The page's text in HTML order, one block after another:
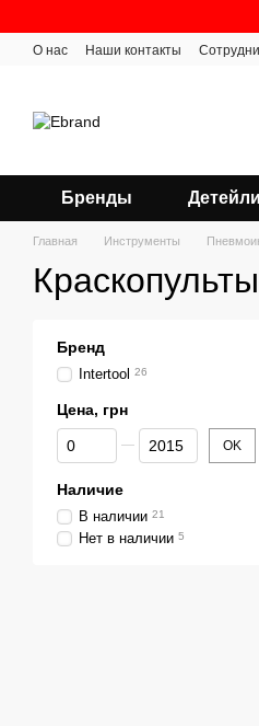
О нас Наши контакты
Бренды
Главная Инструменты
Бренд
Intertool 26
Цена, грн
От Цена, грн
До Цена, грн OK
Наличие
В наличии 21
Нет в наличии 5